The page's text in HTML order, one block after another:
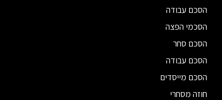
הסכם עבודה
הסכמי הפצה
הסכם סחר
הסכם עבודה
הסכם מייסדים
חוזה מסחרי